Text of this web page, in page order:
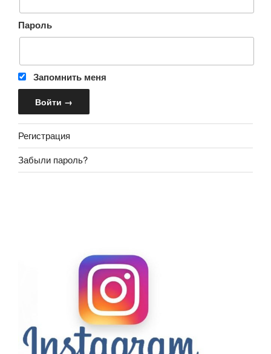
Пароль
Запомнить меня
Регистрация
Забыли пароль?